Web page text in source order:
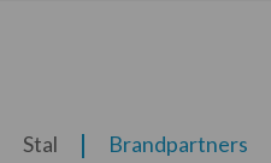
Stal Brandpartners